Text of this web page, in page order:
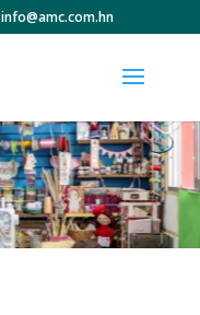
info@amc.com.hn